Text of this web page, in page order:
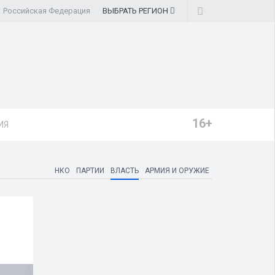
Российская Федерация ВЫБРАТЬ РЕГИОН
16+
НКО ПАРТИИ ВЛАСТЬ АРМИЯ И ОРУЖИЕ